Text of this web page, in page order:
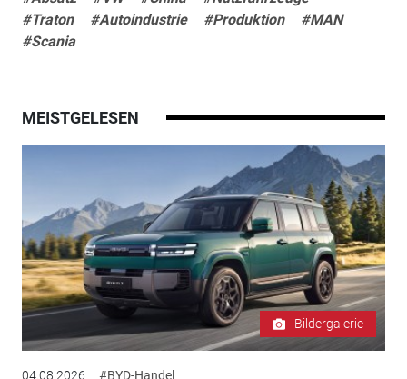
#Traton
#Autoindustrie #Produktion
#MAN
#Scania
MEISTGELESEN
Bildergalerie
04.08.2026 #BYD-Handel